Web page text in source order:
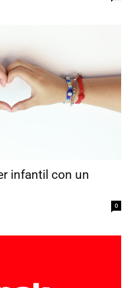
infantil con un
0